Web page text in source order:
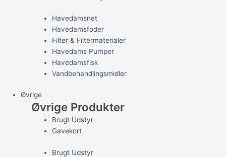
Havedamsnet
Havedamsfoder
Filter & Filtermaterialer
Havedams Pumper
Havedamsfisk
Vandbehandlingsmidler
Øvrige
Øvrige Produkter
Brugt Udstyr
Gavekort
Brugt Udstyr